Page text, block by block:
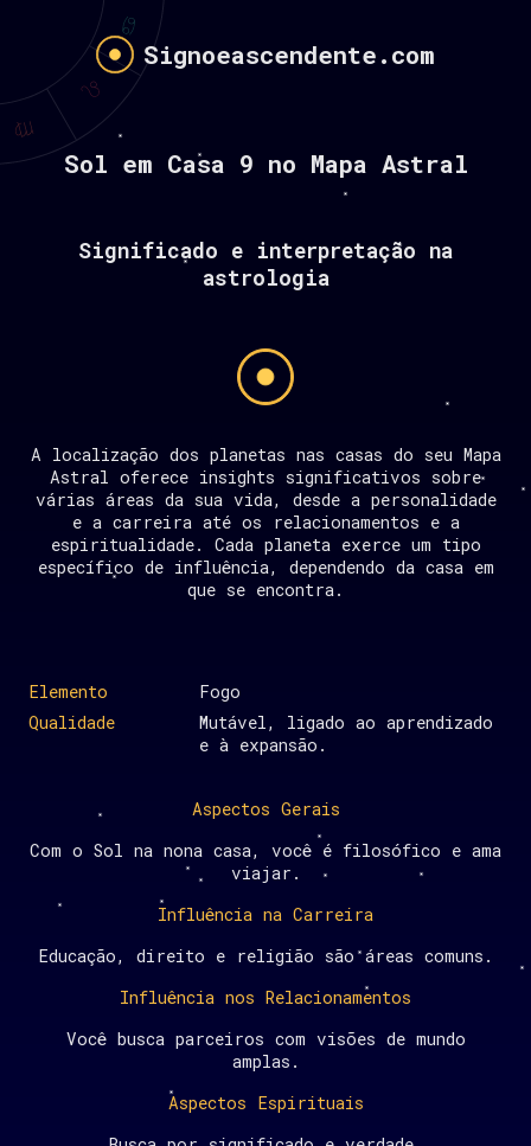
Signoeascendente.com
Sol em Casa 9 no Mapa Astral
Significado e interpretação na
astrologia
A localização dos planetas nas casas do seu Mapa
Astral oferece insights significativos sobre
várias áreas da sua vida, desde a personalidade
e a carreira até os relacionamentos e a
espiritualidade. Cada planeta exerce um tipo
específico de influência, dependendo da casa em
que se encontra.
Elemento
Fogo
Qualidade
Mutável, ligado ao aprendizado
e à expansão.
Aspectos Gerais
Com o Sol na nona casa, você é filosófico e ama
viajar.
Influência na Carreira
Educação, direito e religião são áreas comuns.
Influência nos Relacionamentos
Você busca parceiros com visões de mundo
amplas.
Aspectos Espirituais